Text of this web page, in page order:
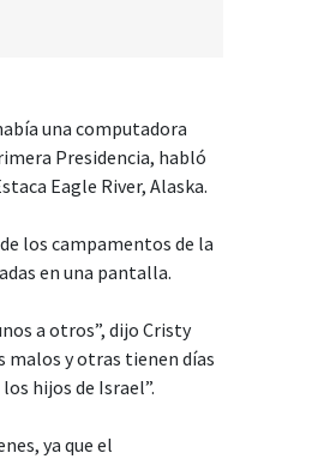
una computadora
Presidencia, habló
Eagle River, Alaska.
los campamentos de la
en una pantalla.
a otros”, dijo Cristy
malos y otras tienen días
hijos de Israel”.
ya que el